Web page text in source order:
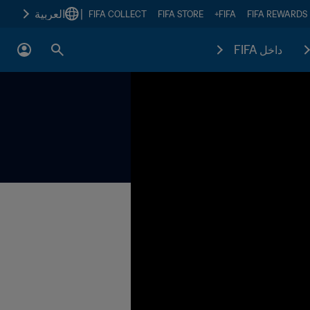
FIFA REWARDS
FIFA+
FIFA STORE
FIFA COLLECT العربية
داخل FIFA